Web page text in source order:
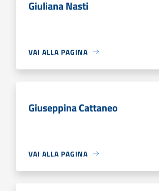
Giuliana Nasti
VAI ALLA PAGINA
Giuseppina Cattaneo
VAI ALLA PAGINA